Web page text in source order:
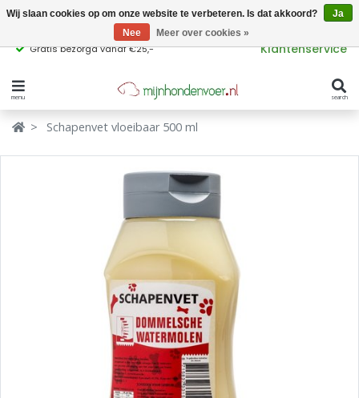
Gratis bezorgd vanaf €25,- Klantenservice
menu search
Verbergen
Merken
Supplementen
Verbergen
Waar ben je naar op zoek?
producttags
glutenvrij hondenvoer graanvrij hondenvoer
Schapenvet vloeibaar 500 ml
Wij slaan cookies op om onze website te verbeteren. Is dat akkoord?
Ja
Nee
Meer over cookies »